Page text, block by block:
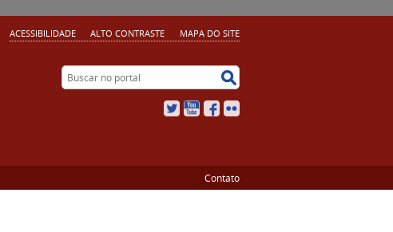
ACESSIBILIDADE ALTO CONTRASTE MAPA DO SITE
Buscar no portal
TwitterYouTubeFacebook
Contato